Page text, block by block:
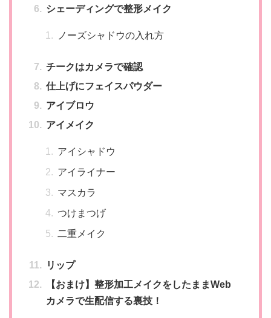
シェーディングで整形メイク
ノーズシャドウの入れ方
チークはカメラで確認
仕上げにフェイスパウダー
アイブロウ
アイメイク
アイシャドウ
アイライナー
マスカラ
つけまつげ
二重メイク
リップ
【おまけ】整形加工メイクをしたままWeb
カメラで生配信する裏技！